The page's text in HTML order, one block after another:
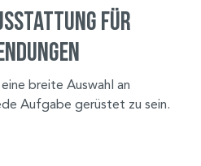
für
breite Auswahl an
Aufgabe gerüstet zu sein.